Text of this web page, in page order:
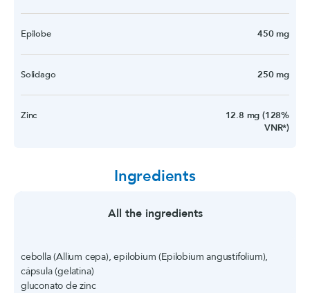
Epilobe 450 mg
Solidago 250 mg
Zinc
12.8 mg (128%
VNR*)
Ingredients
All the ingredients
cebolla (Allium cepa), epilobium (Epilobium angustifolium),
cápsula (gelatina)
gluconato de zinc